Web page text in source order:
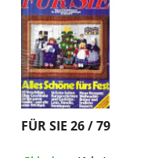
FÜR SIE 26 / 79